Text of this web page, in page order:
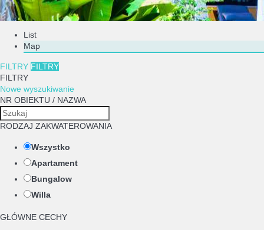
List
Map
FILTRY FILTRY
FILTRY
Nowe wyszukiwanie
NR OBIEKTU / NAZWA
RODZAJ ZAKWATEROWANIA
Wszystko
Apartament
Bungalow
Willa
GŁÓWNE CECHY